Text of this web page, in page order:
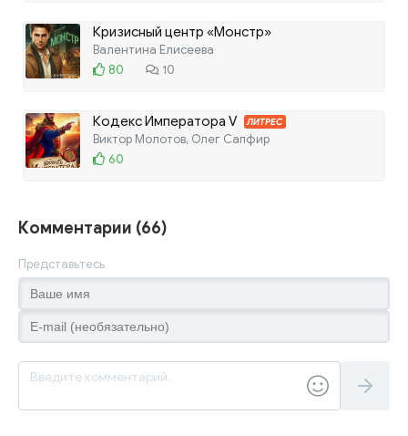
Кризисный центр «Монстр»
Валентина Елисеева
80
10
Кодекс Императора V ЛИТРЕС
Виктор Молотов, Олег Сапфир
60
Комментарии (66)
Представьтесь